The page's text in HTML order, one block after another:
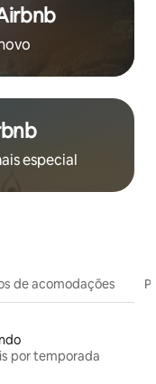
especial
de acomodações
por temporada